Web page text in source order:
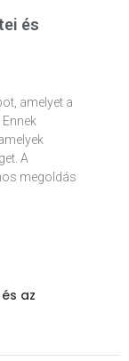
és
amelyet a
A
megoldás
az